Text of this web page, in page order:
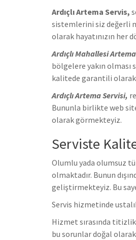
Ardıçlı Artema Servis,
sistemlerini siz değerli
olarak hayatınızın her
Ardıçlı Mahallesi
bölgelere yakın olması
kalitede garantili olarak
Ardıçlı Artema Servisi,
Bununla birlikte web
olarak görmekteyiz.
Serviste
Olumlu yada olumsuz
olmaktadır. Bunun
geliştirmekteyiz. Bu
Servis hizmetinde
Hizmet sırasında
bu sorunlar doğal